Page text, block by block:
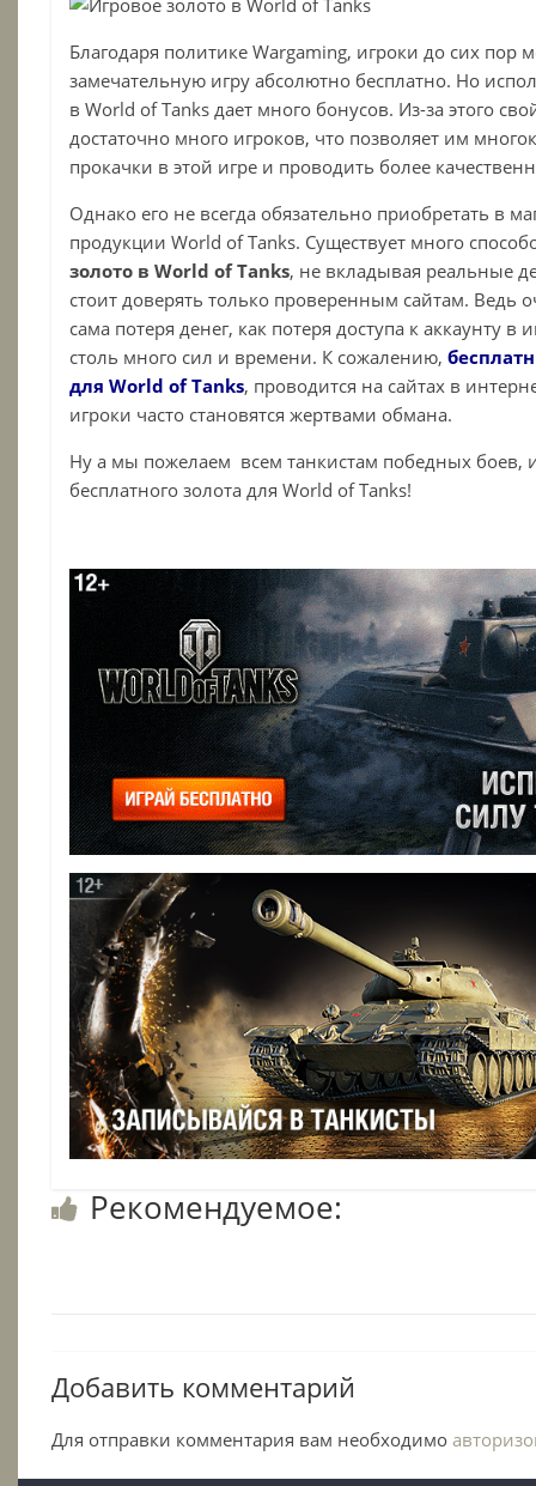
Благодаря политике Wargaming, игроки до сих пор
замечательную игру абсолютно бесплатно. Но
вWorld ofTanks дает много бонусов. Из-за этого
достаточно много игроков, что позволяет им
прокачки в этой игре и проводить более
Однако его не всегда обязательно приобретать в
продукции World of Tanks. Существует много
золото вWorld ofTanks, не вкладывая реальные
стоит доверять только проверенным сайтам. Ведь
сама потеря денег, как потеря доступа к аккаунту
столь много сил и времени. К сожалению,
для World of Tanks, проводится на сайтах в
игроки часто становятся жертвами обмана.
Ну а мы пожелаем всем танкистам победных боев,
бесплатного золота для World of Tanks!
Рекомендуемое:
Добавить комментарий
Для отправки комментария вам необходимо